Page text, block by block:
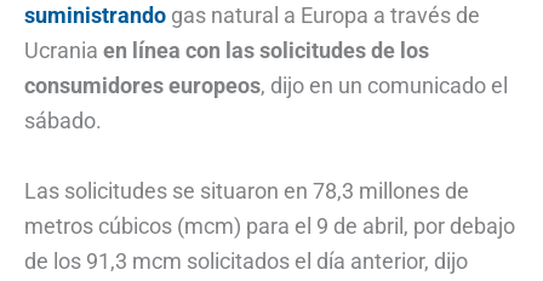
suministrando gas natural a Europa a través de
Ucrania en línea con las solicitudes de los
consumidores europeos, dijo en un comunicado el
sábado.
Las solicitudes se situaron en 78,3 millones de
metros cúbicos (mcm) para el 9 de abril, por debajo
de los 91,3 mcm solicitados el día anterior, dijo